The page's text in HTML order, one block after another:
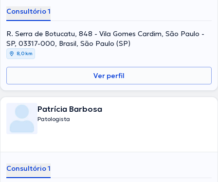
da Silva cooperou em consideráveis conferências com a intenção
de ter uma formação contínua no seu âmbito de especialização e já
anunciou numerosos artigos. Cabe destacar que, o especialista
pode te atender em Português Italiano em seu consultório.
Consultório 1
R. Serra de Botucatu, 848 - Vila Gomes Cardim, São Paulo -
SP, 03317-000, Brasil, São Paulo (SP)
8,0 km
Ver perfil
Patrícia Barbosa
Patologista
Consultório 1